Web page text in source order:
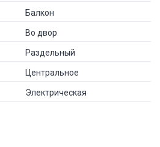
Балкон
Во двор
Раздельный
Центральное
Электрическая